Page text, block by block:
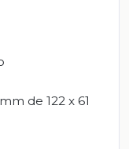
de 122 x 61